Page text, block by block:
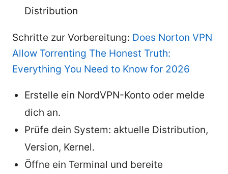
Distribution
Schritte zur Vorbereitung: Does Norton VPN
Allow Torrenting The Honest Truth:
Everything You Need to Know for 2026
Erstelle ein NordVPN-Konto oder melde
dich an.
Prüfe dein System: aktuelle Distribution,
Version, Kernel.
Öffne ein Terminal und bereite